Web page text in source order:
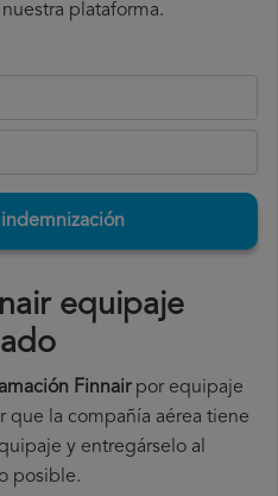
plataforma.
equipaje
Finnairpor equipaje
que la compañía aérea tiene
y entregárselo al
posible.